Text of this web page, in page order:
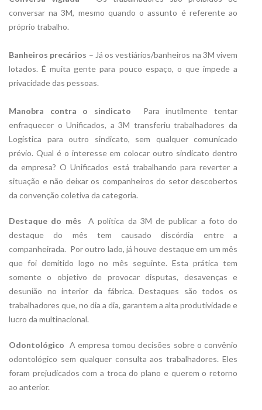
conversar na 3M, mesmo quando o assunto é referente ao
próprio trabalho.
Banheiros precários – Já os vestiários/banheiros na 3M vivem
lotados. É muita gente para pouco espaço, o que impede a
privacidade das pessoas.
Manobra contra o sindicato  Para inutilmente tentar
enfraquecer o Unificados, a 3M transferiu trabalhadores da
Logística para outro sindicato, sem qualquer comunicado
prévio. Qual é o interesse em colocar outro sindicato dentro
da empresa? O Unificados está trabalhando para reverter a
situação e não deixar os companheiros do setor descobertos
da convenção coletiva da categoria.
Destaque do mês
 A política da 3M de publicar a foto do
destaque do mês tem causado discórdia entre a
companheirada. Por outro lado, já houve destaque em um mês
que foi demitido logo no mês seguinte. Esta prática tem
somente o objetivo de provocar disputas, desavenças e
desunião no interior da fábrica. Destaques são todos os
trabalhadores que, no dia a dia, garantem a alta produtividade e
lucro da multinacional.
Odontológico  A empresa tomou decisões sobre o convênio
odontológico sem qualquer consulta aos trabalhadores. Eles
foram prejudicados com a troca do plano e querem o retorno
ao anterior.